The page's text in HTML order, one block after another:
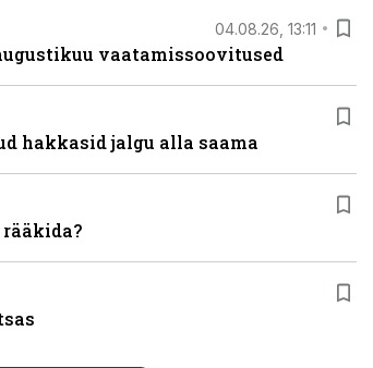
04.08.26, 13:11
vaatamissoovitused
hakkasid jalgu alla saama
rääkida?